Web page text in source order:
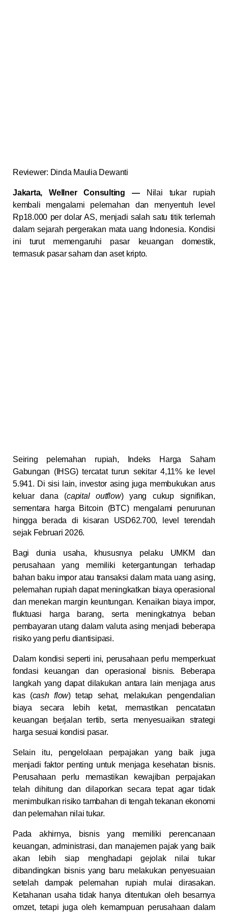
Reviewer: Dinda Maulia Dewanti
Jakarta, Wellner Consulting —Nilai tukar rupiah
kembali mengalami pelemahan dan menyentuh level
Rp18.000 per dolar AS, menjadi salah satu titik terlemah
dalam sejarah pergerakan mata uang Indonesia. Kondisi
ini turut memengaruhi pasar keuangan domestik,
termasuk pasar saham dan aset kripto.
Seiring pelemahan rupiah, Indeks Harga Saham
Gabungan (IHSG) tercatat turun sekitar 4,11% ke level
5.941. Di sisi lain, investor asing juga membukukan arus
keluar dana (capital outflow) yang cukup signifikan,
sementara harga Bitcoin (BTC) mengalami penurunan
hingga berada di kisaran USD62.700, level terendah
sejak Februari 2026.
Bagi dunia usaha, khususnya pelaku UMKM dan
perusahaan yang memiliki ketergantungan terhadap
bahan baku impor atau transaksi dalam mata uang asing,
pelemahan rupiah dapat meningkatkan biaya operasional
dan menekan margin keuntungan. Kenaikan biaya impor,
fluktuasi harga barang, serta meningkatnya beban
pembayaran utang dalam valuta asing menjadi beberapa
risiko yang perlu diantisipasi.
Dalam kondisi seperti ini, perusahaan perlu memperkuat
fondasi keuangan dan operasional bisnis. Beberapa
langkah yang dapat dilakukan antara lain menjaga arus
kas (cash flow) tetap sehat, melakukan pengendalian
biaya secara lebih ketat, memastikan pencatatan
keuangan berjalan tertib, serta menyesuaikan strategi
harga sesuai kondisi pasar.
Selain itu, pengelolaan perpajakan yang baik juga
menjadi faktor penting untuk menjaga kesehatan bisnis.
Perusahaan perlu memastikan kewajiban perpajakan
telah dihitung dan dilaporkan secara tepat agar tidak
menimbulkan risiko tambahan di tengah tekanan ekonomi
dan pelemahan nilai tukar.
Pada akhirnya, bisnis yang memiliki perencanaan
keuangan, administrasi, dan manajemen pajak yang baik
akan lebih siap menghadapi gejolak nilai tukar
dibandingkan bisnis yang baru melakukan penyesuaian
setelah dampak pelemahan rupiah mulai dirasakan.
Ketahanan usaha tidak hanya ditentukan oleh besarnya
omzet, tetapi juga oleh kemampuan perusahaan dalam